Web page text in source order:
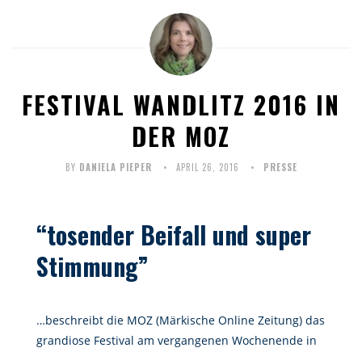
FESTIVAL WANDLITZ 2016 IN
DER MOZ
BY DANIELA PIEPER APRIL 26, 2016 PRESSE
“tosender Beifall und super
Stimmung”
…beschreibt die MOZ (Märkische Online Zeitung) das
grandiose Festival am vergangenen Wochenende in